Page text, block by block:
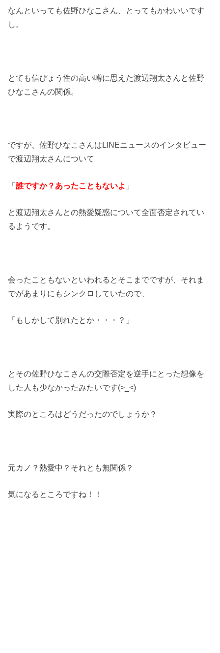
なんといっても佐野ひなこさん、とってもかわいいです
し。
とても信ぴょう性の高い噂に思えた渡辺翔太さんと佐野
ひなこさんの関係。
ですが、佐野ひなこさんはLINEニュースのインタビュー
で渡辺翔太さんについて
「誰ですか？あったこともないよ 」
と渡辺翔太さんとの熱愛疑惑について全面否定されてい
るようです。
会ったこともないといわれるとそこまでですが、それま
でがあまりにもシンクロしていたので、
「もしかして別れたとか・・・？」
とその佐野ひなこさんの交際否定を逆手にとった想像を
した人も少なかったみたいです(>_<)
実際のところはどうだったのでしょうか？
元カノ？熱愛中？それとも無関係？
気になるところですね！！